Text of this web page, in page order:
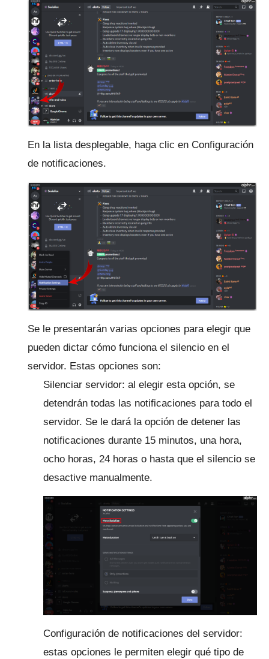
En la lista desplegable, haga clic en Configuración
de notificaciones.
Se le presentarán varias opciones para elegir que
pueden dictar cómo funciona el silencio en el
servidor. Estas opciones son:
Silenciar servidor: al elegir esta opción, se
detendrán todas las notificaciones para todo el
servidor. Se le dará la opción de detener las
notificaciones durante 15 minutos, una hora,
ocho horas, 24 horas o hasta que el silencio se
desactive manualmente.
Configuración de notificaciones del servidor:
estas opciones le permiten elegir qué tipo de